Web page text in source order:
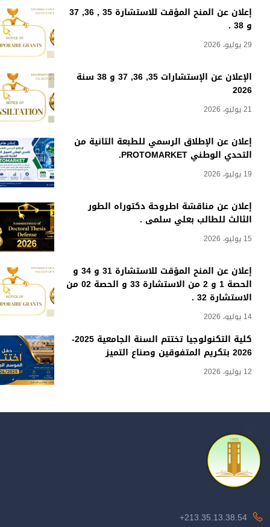
إعلان عن المنح المؤقت للاستشارة 35 , 36, 37
و 38 .
29 يوليو، 2026
الإعلان عن الإستشارات 35, 36, 37 و 38 سنة
2026
21 يوليو، 2026
إعلان عن الإطلاق الرسمي للطبعة الثانية من
التحدي الوطني PROTOMARKET.
19 يوليو، 2026
إعلان عن مناقشة أطروحة دكتوراه الطور
الثالث للطالب بعلي سلمى .
15 يوليو، 2026
إعلان عن المنح المؤقت للاستشارة 31 و 34 و
الحصة 1 و 2 من الاستشارة 33 و الحصة 02 من
الاستشارة 32 .
14 يوليو، 2026
كلية التكنولوجيا تختتم السنة الجامعية 2025-
2026 بتكريم المتفوقين وصناع التميز
12 يوليو، 2026
213.35.13.38.54+